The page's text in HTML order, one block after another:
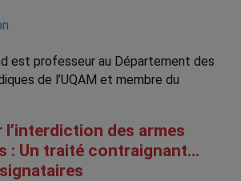
est professeur au Département des
de l’UQAM et membre du
l’interdiction des armes
: Un traité contraignant…